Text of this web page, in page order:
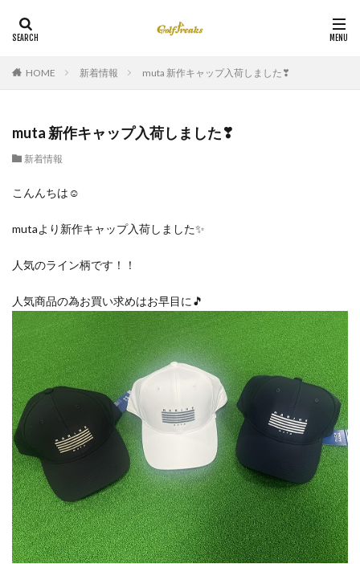
HOME 新着情報 muta 新作キャップ入荷しました❣
muta 新作キャップ入荷しました❣
新着情報
こんんちは☺
mutaより新作キャップ入荷しました✨
人気のライン柄です！！
人気商品の為お買い求めはお早目に🎵